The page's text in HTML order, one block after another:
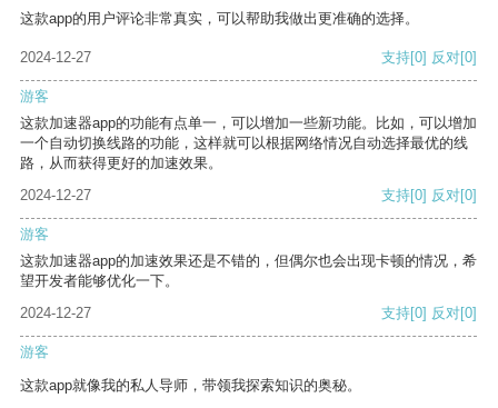
这款app的用户评论非常真实，可以帮助我做出更准确的选择。
2024-12-27 支持[0] 反对[0]
游客
这款加速器app的功能有点单一，可以增加一些新功能。比如，可以增加
一个自动切换线路的功能，这样就可以根据网络情况自动选择最优的线
路，从而获得更好的加速效果。
2024-12-27
支持[0] 反对[0]
游客
这款加速器app的加速效果还是不错的，但偶尔也会出现卡顿的情况，希
望开发者能够优化一下。
2024-12-27
支持[0] 反对[0]
游客
这款app就像我的私人导师，带领我探索知识的奥秘。